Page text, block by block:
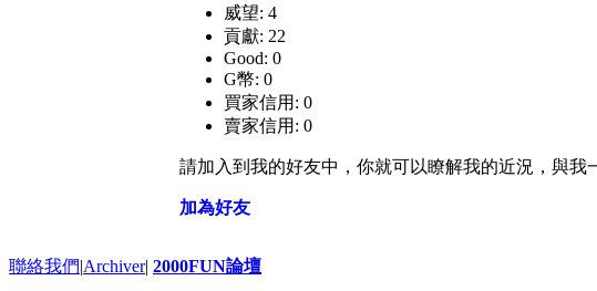
威望: 4
貢獻: 22
Good: 0
G幣: 0
買家信用: 0
賣家信用: 0
請加入到我的好友中，你就可以瞭解我的近況，與我
加為好友
聯絡我們|Archiver| 2000FUN論壇